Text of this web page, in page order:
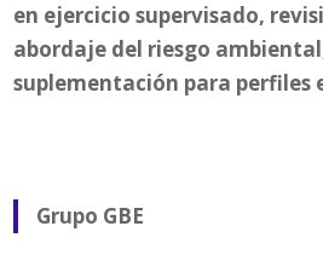
en ejercicio supervisado,
abordaje del riesgo
suplementación para perfiles
Grupo GBE